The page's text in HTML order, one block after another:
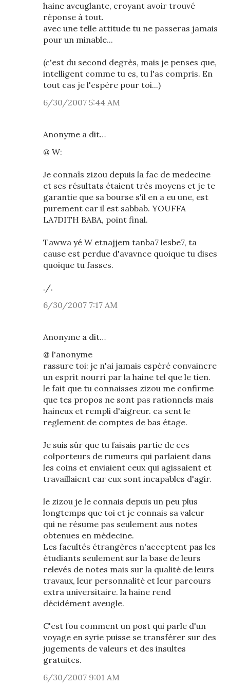
haine aveuglante, croyant avoir trouvé
réponse à tout.
avec une telle attitude tu ne passeras jamais
pour un minable...
(c'est du second degrès, mais je penses que,
intelligent comme tu es, tu l'as compris. En
tout cas je l'espère pour toi...)
6/30/2007 5:44 AM
Anonyme a dit…
@ W:
Je connaîs zizou depuis la fac de medecine
et ses résultats étaient très moyens et je te
garantie que sa bourse s'il en a eu une, est
purement car il est sabbab. YOUFFA
LA7DITH BABA, point final.
Tawwa yé W etnajjem tanba7 lesbe7, ta
cause est perdue d'avavnce quoique tu dises
quoique tu fasses.
./.
6/30/2007 7:17 AM
Anonyme a dit…
@ l'anonyme
rassure toi: je n'ai jamais espéré convaincre
un esprit nourri par la haine tel que le tien.
le fait que tu connaisses zizou me confirme
que tes propos ne sont pas rationnels mais
haineux et rempli d'aigreur. ca sent le
reglement de comptes de bas étage.
Je suis sûr que tu faisais partie de ces
colporteurs de rumeurs qui parlaient dans
les coins et enviaient ceux qui agissaient et
travaillaient car eux sont incapables d'agir.
le zizou je le connais depuis un peu plus
longtemps que toi et je connais sa valeur
qui ne résume pas seulement aus notes
obtenues en médecine.
Les facultés étrangères n'acceptent pas les
étudiants seulement sur la base de leurs
relevés de notes mais sur la qualité de leurs
travaux, leur personnalité et leur parcours
extra universitaire. la haine rend
décidément aveugle.
C'est fou comment un post qui parle d'un
voyage en syrie puisse se transférer sur des
jugements de valeurs et des insultes
gratuites.
6/30/2007 9:01 AM